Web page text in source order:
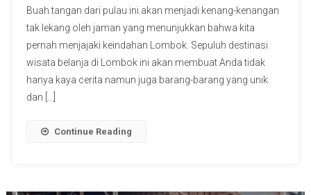
Buah tangan dari pulau ini akan menjadi kenang-kenangan
tak lekang oleh jaman yang menunjukkan bahwa kita
pernah menjajaki keindahan Lombok. Sepuluh destinasi
wisata belanja di Lombok ini akan membuat Anda tidak
hanya kaya cerita namun juga barang-barang yang unik
dan […]
Continue Reading